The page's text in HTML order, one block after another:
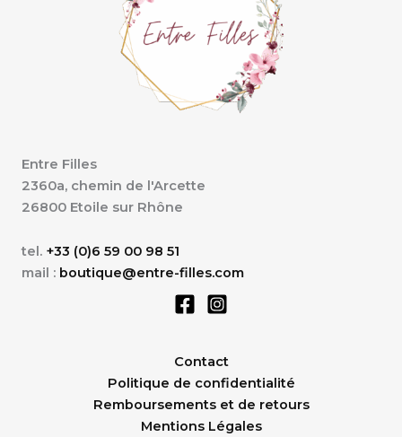
Entre Filles
2360a, chemin de l'Arcette
26800 Etoile sur Rhône
tel. +33 (0)6 59 00 98 51
mail : boutique@entre-filles.com
Contact
Politique de confidentialité
Remboursements et de retours
Mentions Légales